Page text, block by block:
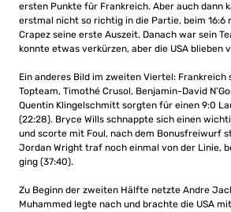
ersten Punkte für Frankreich. Aber auch dann
erstmal nicht so richtig in die Partie, beim 16:6
Crapez seine erste Auszeit. Danach war sein
konnte etwas verkürzen, aber die USA blieben
Ein anderes Bild im zweiten Viertel:
Topteam, Timothé Crusol, Benjamin-David
Quentin Klingelschmitt sorgten für einen 9:0
(22:28). Bryce Wills schnappte sich einen
und scorte mit Foul, nach dem Bonusfreiwurf
Jordan Wright traf noch einmal von der Linie,
ging (37:40).
Zu Beginn der zweiten Hälfte netzte Andre
Muhammed legte nach und brachte die USA